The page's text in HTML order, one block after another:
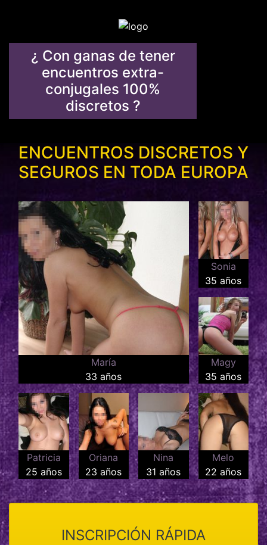
¿ Con ganas de tener
encuentros extra-
conjugales 100%
discretos ?
ENCUENTROS DISCRETOS Y
SEGUROS EN TODA EUROPA
María
33 años
Sonia
35 años
Magy
35 años
Patricia
25 años
Oriana
23 años
Nina
31 años
Melo
22 años
INSCRIPCIÓN RÁPIDA